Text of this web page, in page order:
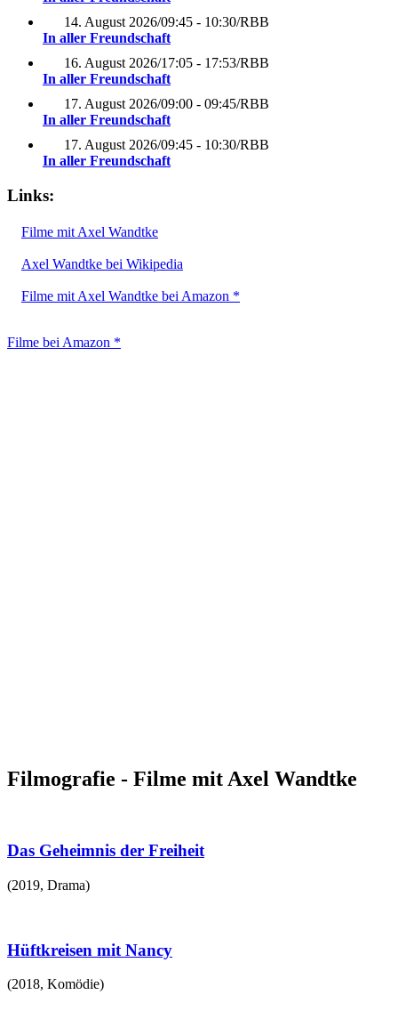
14. August 2026/09:45 - 10:30/RBB
In aller Freundschaft
16. August 2026/17:05 - 17:53/RBB
In aller Freundschaft
17. August 2026/09:00 - 09:45/RBB
In aller Freundschaft
17. August 2026/09:45 - 10:30/RBB
In aller Freundschaft
Links:
Filme mit Axel Wandtke
Axel Wandtke bei Wikipedia
Filme mit Axel Wandtke bei Amazon *
Filme bei Amazon *
Filmografie - Filme mit Axel Wandtke
Das Geheimnis der Freiheit
(2019, Drama)
Hüftkreisen mit Nancy
(2018, Komödie)